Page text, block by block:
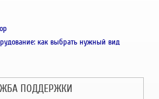
как выбрать нужный вид
ПОДДЕРЖКИ